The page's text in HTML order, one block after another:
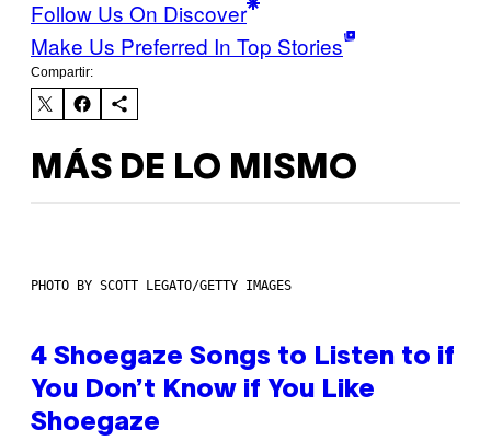
Follow Us On Discover
Make Us Preferred In Top Stories
Compartir:
MÁS DE LO MISMO
PHOTO BY SCOTT LEGATO/GETTY IMAGES
4 Shoegaze Songs to Listen to if
You Don’t Know if You Like
Shoegaze